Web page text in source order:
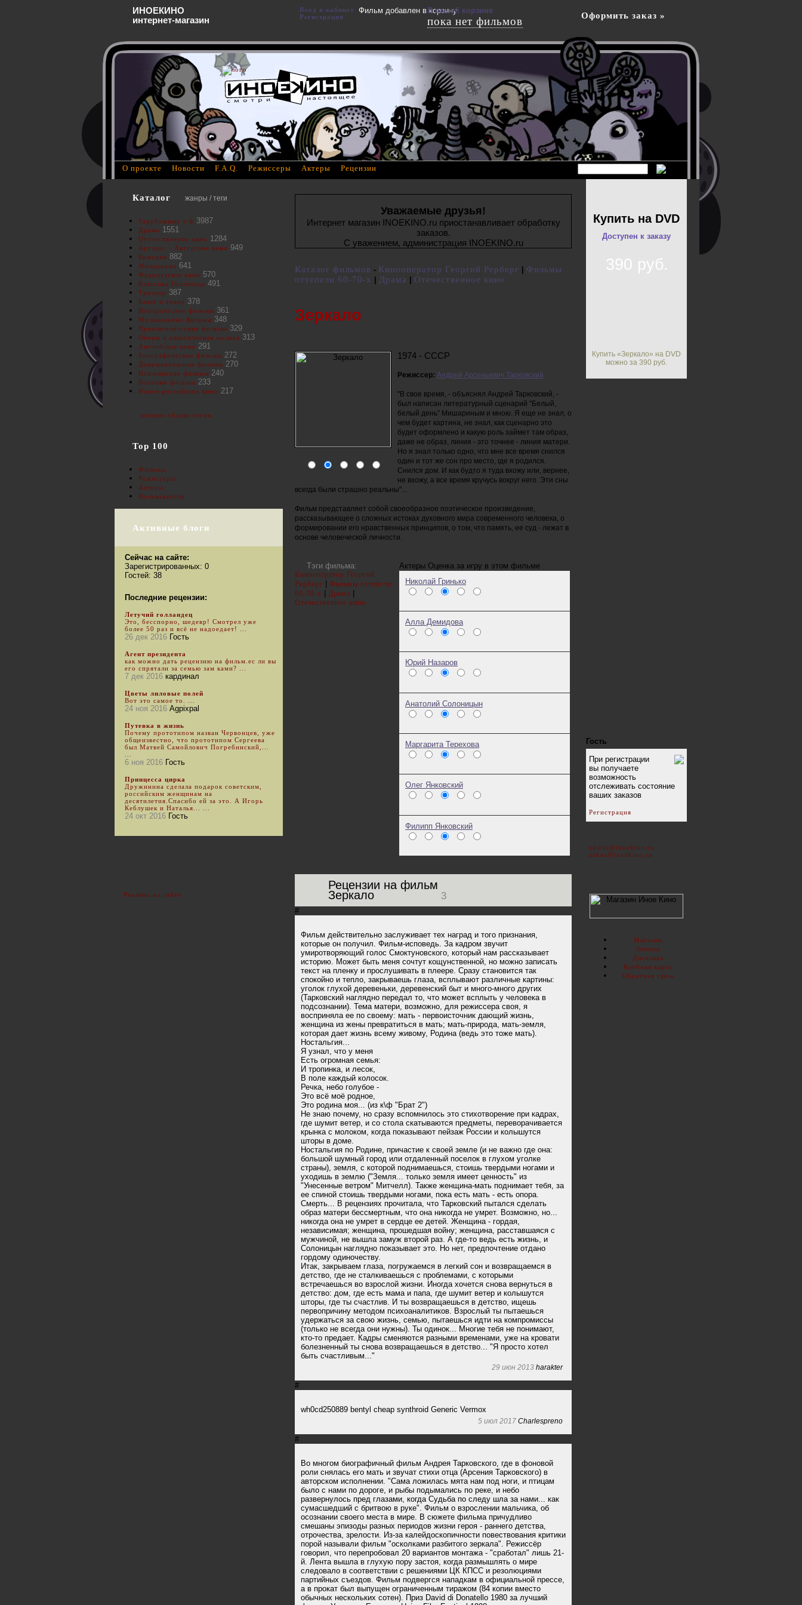
Уважаемые друзья!
Интернет магазин INOEKINO.ru приостанавливает обработку
заказов.
С уважением, администрация INOEKINO.ru
Каталог фильмов - Кинооператор Георгий Рерберг
Фильмы
оттепели 60-70-х
Драма Отечественное кино
Зеркало
1974 - СССР
Режиссер: Андрей Арсеньевич Тарковский
"В свое время, - объяснял Андрей Тарковский, -
был написан литературный сценарий "Белый,
белый день" Мишариным и мною. Я еще не знал, о
чем будет картина, не знал, как сценарно это
будет оформлено и какую роль займет там образ,
даже не образ, линия - это точнее - линия матери.
Но я знал только одно, что мне все время снился
один и тот же сон про место, где я родился.
Снился дом. И как будто я туда вхожу или, вернее,
не вхожу, а все время кручусь вокруг него. Эти сны
всегда были страшно реальны"...
Фильм представляет собой своеобразное поэтическое произведение,
рассказывающее о сложных истоках духовного мира современного человека, о
формировании его нравственных принципов, о том, что память, ее суд - лежат в
основе человеческой личности.
Тэги фильма:
Кинооператор Георгий
Рерберг | Фильмы оттепели
60-70-х | Драма |
Отечественное кино
Актеры Оценка за игру в этом фильме
Николай Гринько
Алла Демидова
Юрий Назаров
Анатолий Солоницын
Маргарита Терехова
Олег Янковский
Филипп Янковский
Рецензии на фильм
Зеркало 3
#
Фильм действительно заслуживает тех наград и того признания,
которые он получил. Фильм-исповедь. За кадром звучит
умиротворяющий голос Смоктуновского, который нам рассказывает
историю. Может быть меня сочтут кощунственной, но можно записать
текст на пленку и прослушивать в плеере. Сразу становится так
спокойно и тепло, закрываешь глаза, всплывают различные картины:
уголок глухой деревеньки, деревенский быт и много-много других
(Тарковский наглядно передал то, что может всплыть у человека в
подсознании). Тема матери, возможно, для режиссера своя, я
восприняла ее по своему: мать - первоисточник дающий жизнь,
женщина из жены превратиться в мать; мать-природа, мать-земля,
которая дает жизнь всему живому, Родина (ведь это тоже мать).
Ностальгия...
Я узнал, что у меня
Есть огромная семья:
И тропинка, и лесок,
В поле каждый колосок.
Речка, небо голубое -
Это всё моё родное,
Это родина моя... (из к\ф "Брат 2")
Не знаю почему, но сразу вспомнилось это стихотворение при кадрах,
где шумит ветер, и со стола скатываются предметы, переворачивается
крынка с молоком, когда показывают пейзаж России и колышутся
шторы в доме.
Ностальгия по Родине, причастие к своей земле (и не важно где она:
большой шумный город или отдаленный поселок в глухом уголке
страны), земля, с которой поднимаешься, стоишь твердыми ногами и
уходишь в землю ("Земля... только земля имеет ценность" из
"Унесенные ветром" Митчелл). Также женщина-мать поднимает тебя, за
ее спиной стоишь твердыми ногами, пока есть мать - есть опора.
Смерть... В рецензиях прочитала, что Тарковский пытался сделать
образ матери бессмертным, что она никогда не умрет. Возможно, но...
никогда она не умрет в сердце ее детей. Женщина - гордая,
независимая; женщина, прошедшая войну; женщина, расставшаяся с
мужчиной, не вышла замуж второй раз. А где-то ведь есть жизнь, и
Солоницын наглядно показывает это. Но нет, предпочтение отдано
гордому одиночеству.
Итак, закрываем глаза, погружаемся в легкий сон и возвращаемся в
детство, где не сталкиваешься с проблемами, с которыми
встречаешься во взрослой жизни. Иногда хочется снова вернуться в
детство: дом, где есть мама и папа, где шумит ветер и колышутся
шторы, где ты счастлив. И ты возвращаешься в детство, ищешь
первопричину методом психоаналитиков. Взрослый ты пытаешься
удержаться за свою жизнь, семью, пытаешься идти на компромиссы
(только не всегда они нужны). Ты одинок... Многие тебя не понимают,
кто-то предает. Кадры сменяются разными временами, уже на кровати
болезненный ты снова возвращаешься в детство... "Я просто хотел
быть счастливым..."
29 июн 2013 harakter
#
wh0cd250889 bentyl cheap synthroid Generic Vermox
5 июл 2017 Charlespreno
#
Во многом биографичный фильм Андрея Тарковского, где в фоновой
роли снялась его мать и звучат стихи отца (Арсения Тарковского) в
авторском исполнении. "Сама ложилась мята нам под ноги, и птицам
было с нами по дороге, и рыбы подымались по реке, и небо
развернулось пред глазами, когда Судьба по следу шла за нами... как
сумасшедший с бритвою в руке". Фильм о взрослении мальчика, об
осознании своего места в мире. В сюжете фильма причудливо
смешаны эпизоды разных периодов жизни героя - раннего детства,
отрочества, зрелости. Из-за калейдоскопичности повествования критики
порой называли фильм "осколками разбитого зеркала". Режиссёр
говорил, что перепробовал 20 вариантов монтажа - "сработал" лишь 21-
й. Лента вышла в глухую пору застоя, когда размышлять о мире
следовало в соответствии с решениями ЦК КПСС и резолюциями
партийных съездов. Фильм подвергся нападкам в официальной прессе,
а в прокат был выпущен ограниченным тиражом (84 копии вместо
обычных нескольких сотен). Приз David di Donatello 1980 за лучший
Каталог жанры / теги
Зарубежные х/ф 3987
Драма 1551
Отечественное кино 1284
Артхаус - Авторское кино 949
Комедия 882
Мелодрама 641
Французское кино 570
Классика Голливуда 491
Триллер 387
Балет и танец 378
Исторические фильмы 361
Музыкальные фильмы 348
Приключенческие фильмы 329
Оперы и классическая музыка 313
Английское кино 291
Биографические фильмы 272
Документальные фильмы 270
Итальянские фильмы 240
Военные фильмы 233
Новое российское кино 217
полное облако тегов
Top 100
Фильмы
Режиссеры
Актеры
Пользователи
Активные блоги
Сейчас на сайте:
Зарегистрированных: 0
Гостей: 38
Последние рецензии:
Летучий голландец
Это, бесспорно, шедевр! Смотрел уже
более 50 раз и всё не надоедает! ...
26 дек 2016 Гость
Агент президента
как можно дать рецензию на фильм.ес ли вы
его спрятали за семью зам ками? ...
7 дек 2016 кардинал
Цветы лиловые полей
Вот это самое то. ...
24 ноя 2016 Agpixpal
Путевка в жизнь
Почему прототипом назван Червонцев, уже
общеизвестно, что прототипом Сергеева
был Матвей Самойлович Погребинский,...
6 ноя 2016 Гость
Принцесса цирка
Дружинина сделала подарок советским,
российским женщинам на
десятилетия.Спасибо ей за это. А Игорь
Кеблушек и Наталья... ...
24 окт 2016 Гость
Реклама на сайте
Купить на DVD
Доступен к заказу
390 руб.
Купить «Зеркало» на DVD
можно за 390 руб.
Гость
При регистрации
вы получаете
возможность
отслеживать состояние
ваших заказов
Регистрация
admin@inoekino.ru
zakaz@inoekino.ru
Магазин
Оплата
Доставка
Клубная карта
Обратная связь
О проекте Новости F.A.Q. Режиссеры Актеры Рецензии
Фильм добавлен в корзину
ИНОЕКИНО
интернет-магазин
Вход в кабинет
Регистрация
В вашей корзине
пока нет фильмов Оформить заказ »